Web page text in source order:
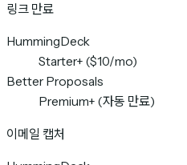
링크 만료
HummingDeck
Starter+ ($10/mo)
Better Proposals
Premium+ (자동 만료)
이메일 캡처